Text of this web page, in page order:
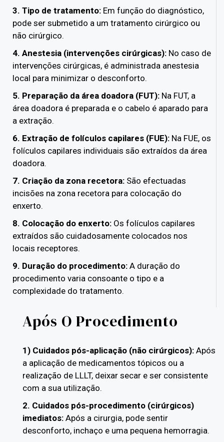
3. Tipo de tratamento: Em função do diagnóstico,
pode ser submetido a um tratamento cirúrgico ou
não cirúrgico.
4. Anestesia (intervenções cirúrgicas): No caso de
intervenções cirúrgicas, é administrada anestesia
local para minimizar o desconforto.
5. Preparação da área doadora (FUT): Na FUT, a
área doadora é preparada e o cabelo é aparado para
a extração.
6. Extração de folículos capilares (FUE): Na FUE, os
folículos capilares individuais são extraídos da área
doadora.
7. Criação da zona recetora: São efectuadas
incisões na zona recetora para colocação do
enxerto.
8. Colocação do enxerto: Os folículos capilares
extraídos são cuidadosamente colocados nos
locais receptores.
9. Duração do procedimento: A duração do
procedimento varia consoante o tipo e a
complexidade do tratamento.
Após O Procedimento
1) Cuidados pós-aplicação (não cirúrgicos): Após
a aplicação de medicamentos tópicos ou a
realização de LLLT, deixar secar e ser consistente
com a sua utilização.
2. Cuidados pós-procedimento (cirúrgicos)
imediatos: Após a cirurgia, pode sentir
desconforto, inchaço e uma pequena hemorragia.